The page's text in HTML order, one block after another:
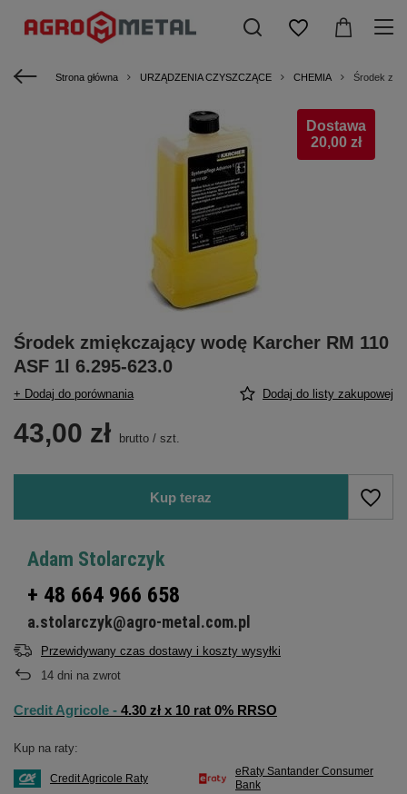
Strona główna URZĄDZENIA CZYSZCZĄCE CHEMIA Środek
Dostawa
20,00 zł
Środek zmiękczający wodę Karcher RM 110
ASF 1l 6.295-623.0
+ Dodaj do porównania Dodaj do listy zakupowej
43,00 zł brutto / szt.
Kup teraz
Adam Stolarczyk
+ 48 664 966 658
a.stolarczyk@agro-metal.com.pl
Przewidywany czas dostawy i koszty wysyłki
14 dni na zwrot
Credit Agricole - 4.30 zł x 10 rat 0% RRSO
Kup na raty:
Credit Agricole Raty
eRaty Santander Consumer
Bank